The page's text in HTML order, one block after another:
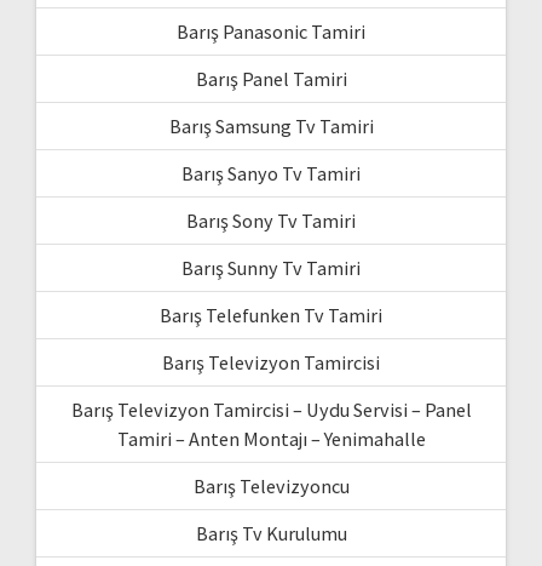
Barış Panasonic Tamiri
Barış Panel Tamiri
Barış Samsung Tv Tamiri
Barış Sanyo Tv Tamiri
Barış Sony Tv Tamiri
Barış Sunny Tv Tamiri
Barış Telefunken Tv Tamiri
Barış Televizyon Tamircisi
Barış Televizyon Tamircisi – Uydu Servisi – Panel
Tamiri – Anten Montajı – Yenimahalle
Barış Televizyoncu
Barış Tv Kurulumu